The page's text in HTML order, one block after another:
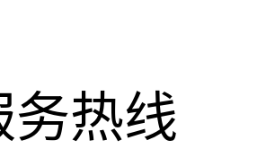
务热线